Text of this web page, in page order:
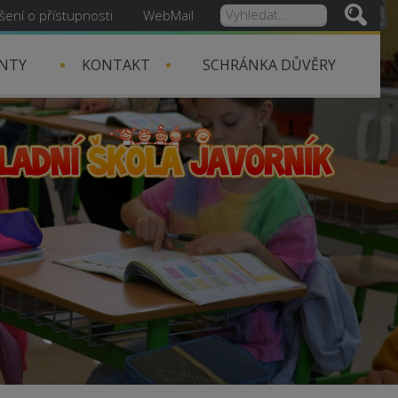
o přístupnosti WebMail
KONTAKT SCHRÁNKA DŮVĚRY